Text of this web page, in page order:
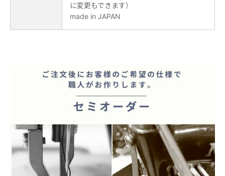
に変更もできます）
made in JAPAN